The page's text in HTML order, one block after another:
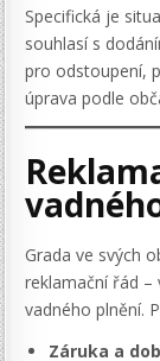
Specifická je
souhlasí s
pro odstoupení,
úprava podle
Grada ve svých
reklamační řád
vadného plnění.
Záruka a